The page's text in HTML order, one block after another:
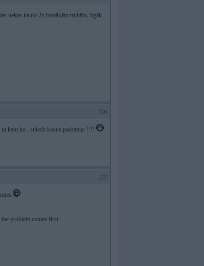
nekas ka no 2x biezākām trubām, ilgāk
#16
kaut ko , sniedz kadus padomus !!!!
#17
problem comes first.